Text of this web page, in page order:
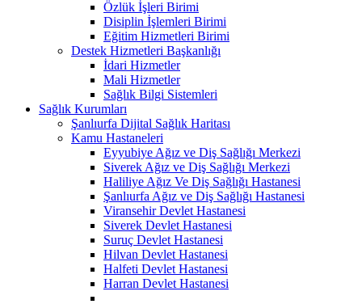
Özlük İşleri Birimi
Disiplin İşlemleri Birimi
Eğitim Hizmetleri Birimi
Destek Hizmetleri Başkanlığı
İdari Hizmetler
Mali Hizmetler
Sağlık Bilgi Sistemleri
Sağlık Kurumları
Şanlıurfa Dijital Sağlık Haritası
Kamu Hastaneleri
Eyyubiye Ağız ve Diş Sağlığı Merkezi
Siverek Ağız ve Diş Sağlığı Merkezi
Haliliye Ağız Ve Diş Sağlığı Hastanesi
Şanlıurfa Ağız ve Diş Sağlığı Hastanesi
Viransehir Devlet Hastanesi
Siverek Devlet Hastanesi
Suruç Devlet Hastanesi
Hilvan Devlet Hastanesi
Halfeti Devlet Hastanesi
Harran Devlet Hastanesi